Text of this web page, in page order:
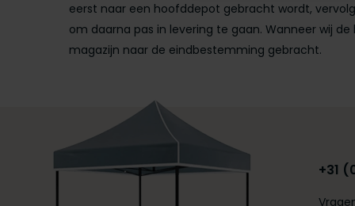
eerst naar een hoofddepot gebracht wordt,
om daarna pas in levering te gaan. Wanneer wij
magazijn naar de eindbestemming gebracht.
+31